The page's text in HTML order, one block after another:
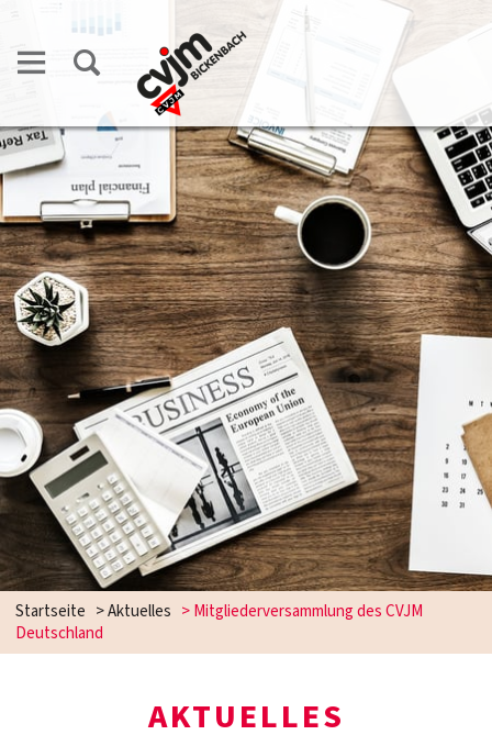
Startseite >Aktuelles >Mitgliederversammlung des CVJM
Deutschland
AKTUELLES